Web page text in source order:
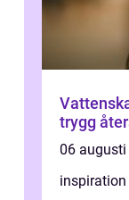
trygg
06
inspiration